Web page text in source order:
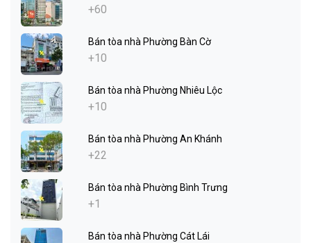
+60
Bán tòa nhà Phường Bàn Cờ
+10
Bán tòa nhà Phường Nhiêu Lộc
+10
Bán tòa nhà Phường An Khánh
+22
Bán tòa nhà Phường Bình Trưng
+1
Bán tòa nhà Phường Cát Lái